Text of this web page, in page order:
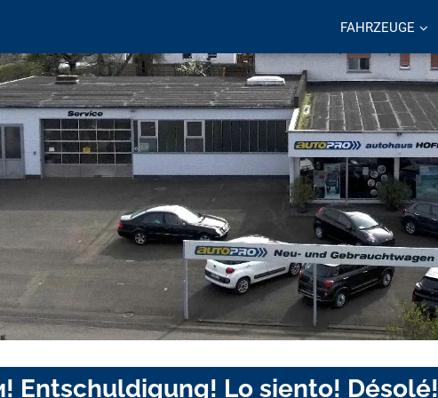
FAHRZEUGE
Entschuldigung! Lo siento! Désolé!